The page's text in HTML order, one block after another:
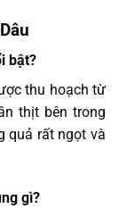
bật?
thu hoạch từ
thịt bên trong
quả rất ngọt và
gì?